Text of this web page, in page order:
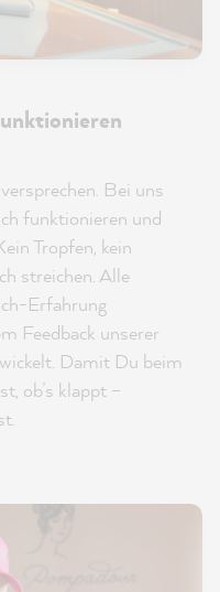
Bei uns
funktionieren und
Tropfen, kein
streichen. Alle
Erfahrung
Feedback unserer
Damit Du beim
ob’s klappt –